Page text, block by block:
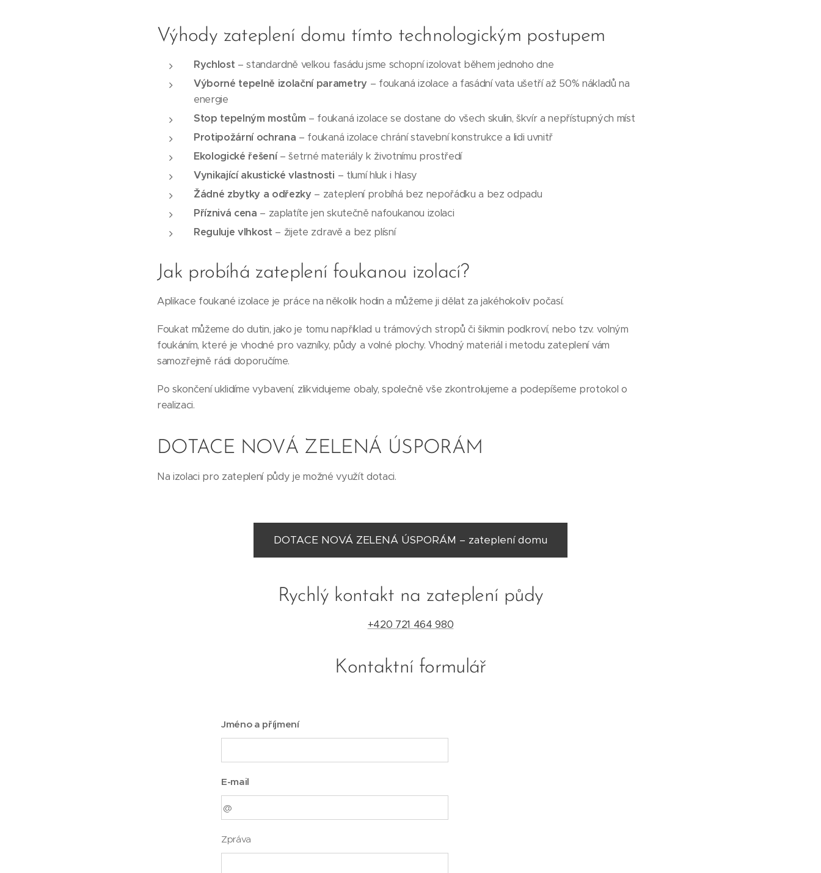
Výhody zateplení domu tímto technologickým postupem
Rychlost – standardně velkou fasádu jsme schopní izolovat během jednoho dne
Výborné tepelně izolační parametry – foukaná izolace a fasádní vata ušetří až 50% nákladů na
energie
Stop tepelným mostům – foukaná izolace se dostane do všech skulin, škvír a nepřístupných míst
Protipožární ochrana – foukaná izolace chrání stavební konstrukce a lidi uvnitř
Ekologické řešení– šetrné materiály k životnímu prostředí
Vynikající akustické vlastnosti – tlumí hluk i hlasy
Žádné zbytky a odřezky – zateplení probíhá bez nepořádku a bez odpadu
Příznivá cena – zaplatíte jen skutečně nafoukanou izolaci
Reguluje vlhkost – žijete zdravě a bez plísní
Jak probíhá zateplení foukanou izolací?
Aplikace foukané izolace je práce na několik hodin a můžeme ji dělat za jakéhokoliv počasí.
Foukat můžeme do dutin, jako je tomu například u trámových stropů či šikmin podkroví, nebo tzv. volným
foukáním, které je vhodné pro vazníky, půdy a volné plochy. Vhodný materiál i metodu zateplení vám
samozřejmě rádi doporučíme.
Po skončení uklidíme vybavení, zlikvidujeme obaly, společně vše zkontrolujeme a podepíšeme protokol o
realizaci.
DOTACE NOVÁ ZELENÁ ÚSPORÁM
Na izolaci pro zateplení půdy je možné využít dotaci.
DOTACE NOVÁ ZELENÁ ÚSPORÁM – zateplení domu
Rychlý kontakt na zateplení půdy
+420 721 464 980
Kontaktní formulář
Jméno a příjmení
E-mail
Zpráva